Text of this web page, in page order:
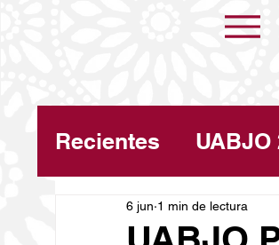
Recientes UABJO
Congreso
6 jun 1 min de lectura